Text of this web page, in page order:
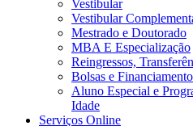
Vestibular
Vestibular
Mestrado e Doutorado
MBA E Especialização
Reingressos,
Bolsas e
Aluno Especial e
Idade
Serviços Online